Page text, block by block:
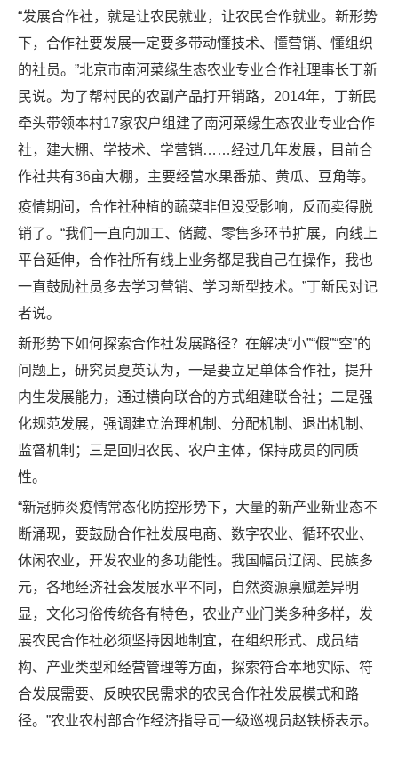
“发展合作社，就是让农民就业，让农民合作就业。新形势
下，合作社要发展一定要多带动懂技术、懂营销、懂组织
的社员。”北京市南河菜缘生态农业专业合作社理事长丁新
民说。为了帮村民的农副产品打开销路，2014年，丁新民
牵头带领本村17家农户组建了南河菜缘生态农业专业合作
社，建大棚、学技术、学营销……经过几年发展，目前合
作社共有36亩大棚，主要经营水果番茄、黄瓜、豆角等。
疫情期间，合作社种植的蔬菜非但没受影响，反而卖得脱
销了。“我们一直向加工、储藏、零售多环节扩展，向线上
平台延伸，合作社所有线上业务都是我自己在操作，我也
一直鼓励社员多去学习营销、学习新型技术。”丁新民对记
者说。
新形势下如何探索合作社发展路径？在解决“小”“假”“空”的
问题上，研究员夏英认为，一是要立足单体合作社，提升
内生发展能力，通过横向联合的方式组建联合社；二是强
化规范发展，强调建立治理机制、分配机制、退出机制、
监督机制；三是回归农民、农户主体，保持成员的同质
性。
“新冠肺炎疫情常态化防控形势下，大量的新产业新业态不
断涌现，要鼓励合作社发展电商、数字农业、循环农业、
休闲农业，开发农业的多功能性。我国幅员辽阔、民族多
元，各地经济社会发展水平不同，自然资源禀赋差异明
显，文化习俗传统各有特色，农业产业门类多种多样，发
展农民合作社必须坚持因地制宜，在组织形式、成员结
构、产业类型和经营管理等方面，探索符合本地实际、符
合发展需要、反映农民需求的农民合作社发展模式和路
径。”农业农村部合作经济指导司一级巡视员赵铁桥表示。